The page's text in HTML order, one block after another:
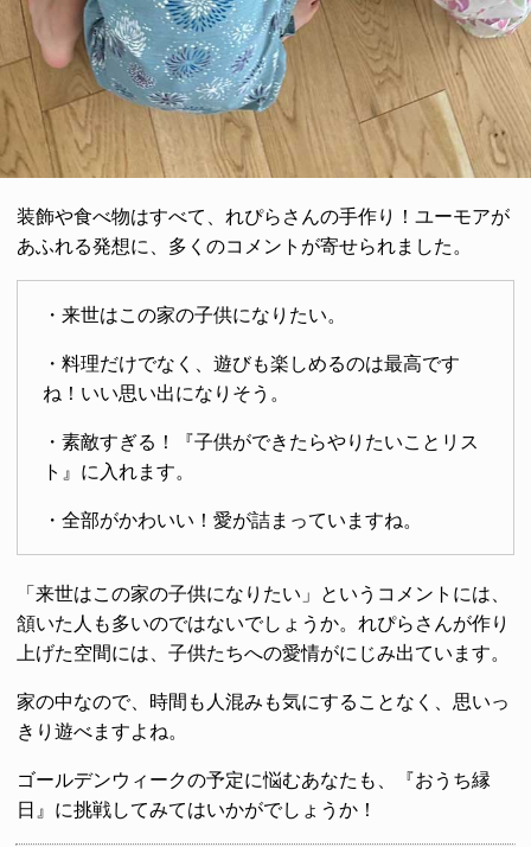
装飾や食べ物はすべて、れぴらさんの手作り！ユーモアが
あふれる発想に、多くのコメントが寄せられました。
・来世はこの家の子供になりたい。
・料理だけでなく、遊びも楽しめるのは最高です
ね！いい思い出になりそう。
・素敵すぎる！『子供ができたらやりたいことリス
ト』に入れます。
・全部がかわいい！愛が詰まっていますね。
「来世はこの家の子供になりたい」というコメントには、
頷いた人も多いのではないでしょうか。れぴらさんが作り
上げた空間には、子供たちへの愛情がにじみ出ています。
家の中なので、時間も人混みも気にすることなく、思いっ
きり遊べますよね。
ゴールデンウィークの予定に悩むあなたも、『おうち縁
日』に挑戦してみてはいかがでしょうか！